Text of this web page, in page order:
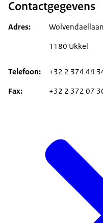
Contactgegevens
Adres
1180 Ukkel
Telefoon +32 2 374 44
Fax +32 2 372 07